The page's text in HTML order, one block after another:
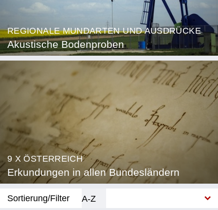
REGIONALE MUNDARTEN UND AUSDRÜCKE
Akustische Bodenproben
9 X ÖSTERREICH
Erkundungen in allen Bundesländern
Sortierung/Filter
A-Z